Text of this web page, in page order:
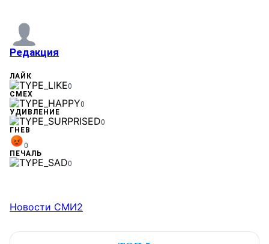
Редакция
ЛАЙК
0
СМЕХ
0
УДИВЛЕНИЕ
0
ГНЕВ
0
ПЕЧАЛЬ
0
Новости СМИ2